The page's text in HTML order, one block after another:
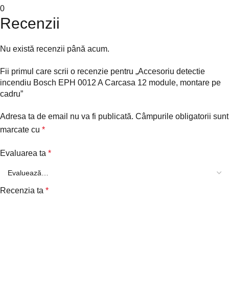
0
Recenzii
Nu există recenzii până acum.
Fii primul care scrii o recenzie pentru „Accesoriu detectie
incendiu Bosch EPH 0012 A Carcasa 12 module, montare pe
cadru”
Adresa ta de email nu va fi publicată. Câmpurile obligatorii sunt
marcate cu *
Evaluarea ta *
Recenzia ta *